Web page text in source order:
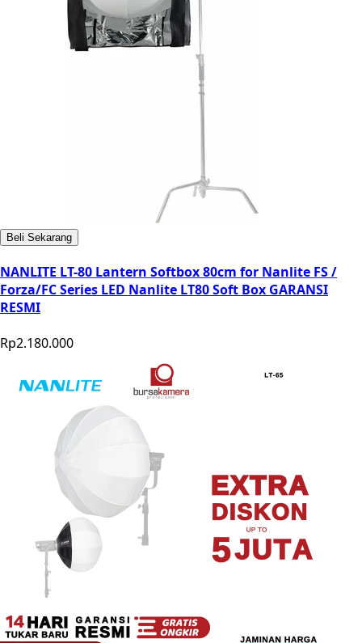
Beli Sekarang
NANLITE LT-80 Lantern Softbox 80cm for Nanlite FS /
Forza/FC Series LED Nanlite LT80 Soft Box GARANSI
RESMI
Rp2.180.000